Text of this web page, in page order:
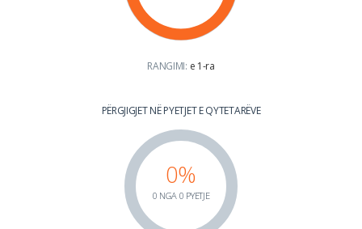
RANGIMI: e 1-ra
PËRGJIGJET NË PYETJET E QYTETARËVE
0%
0 NGA 0 PYETJE